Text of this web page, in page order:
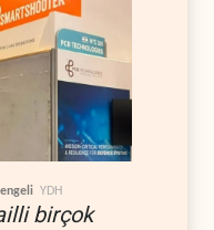
YDH
birçok